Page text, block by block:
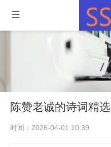
陈赞老诚的诗词精选
时间：2026-04-01 10:39